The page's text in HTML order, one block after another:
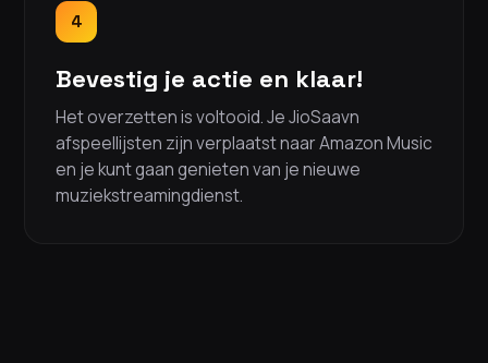
4
Bevestig je actie en klaar!
Het overzetten is voltooid. Je JioSaavn
afspeellijsten zijn verplaatst naar Amazon Music
en je kunt gaan genieten van je nieuwe
muziekstreamingdienst.